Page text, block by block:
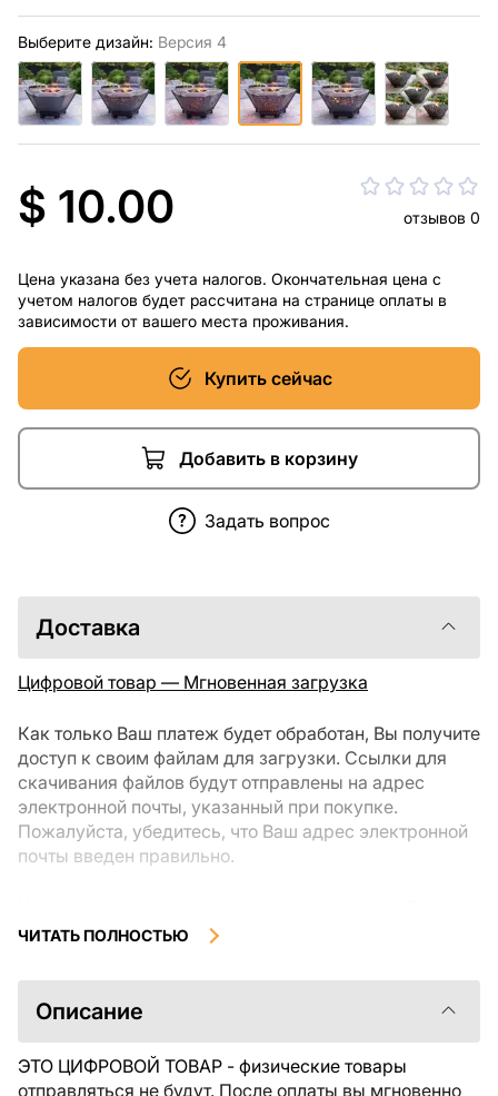
Выберите дизайн: Версия 4
$ 10.00 отзывов 0
Цена указана без учета налогов. Окончательная цена с
учетом налогов будет рассчитана на странице оплаты в
зависимости от вашего места проживания.
Купить сейчас
Добавить в корзину
Задать вопрос
Доставка
Цифровой товар — Мгновенная загрузка
Как только Ваш платеж будет обработан, Вы получите
доступ к своим файлам для загрузки. Ссылки для
скачивания файлов будут отправлены на адрес
электронной почты, указанный при покупке.
Пожалуйста, убедитесь, что Ваш адрес электронной
почты введен правильно.
загрузки, не подлежат возврату или обмену после их
ознакомиться с описанием товара и задать все
интересующие Вас вопросы перед покупкой. Если у
свяжитесь с продавцом напрямую.
ЧИТАТЬ ПОЛНОСТЬЮ
Описание
ЭТО ЦИФРОВОЙ ТОВАР - физические товары
отправляться не будут. После оплаты вы мгновенно